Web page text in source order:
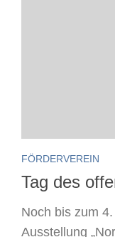
FÖRDERVEREIN
Tag des
Noch bis zum
Ausstellung